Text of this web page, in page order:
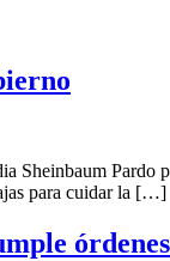
Pardo
para cuidar la […]